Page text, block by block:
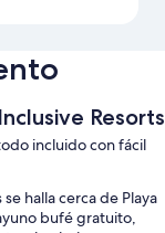
Resorts
incluido con fácil
halla cerca de Playa
bufé gratuito,